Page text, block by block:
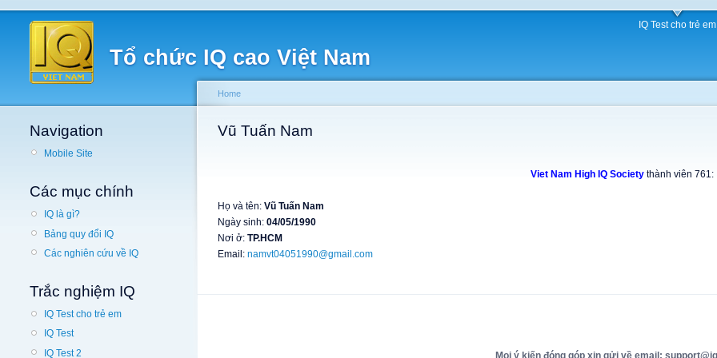
Tổ chức IQ cao Việt Nam
IQ Test cho trẻ em
Navigation
Mobile Site
Các mục chính
IQ là gì?
Bảng quy đổi IQ
Các nghiên cứu về IQ
Trắc nghiệm IQ
IQ Test cho trẻ em
IQ Test
IQ Test 2
Home
Vũ Tuấn Nam
Viet Nam High IQ Societythành viên 761:
Họ và tên: Vũ Tuấn Nam
Ngày sinh: 04/05/1990
Nơi ở: TP.HCM
Email: namvt04051990@gmail.com
Mọi ý kiến đóng góp xin gửi về email: